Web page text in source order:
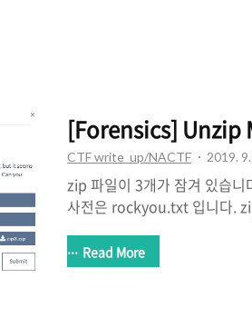
[Forensics] Unzip
CTF write_up/NACTF 2019.
zip 파일이 3개가 잠겨 있습니
사전은 rockyou.txt 입니다.
Read More